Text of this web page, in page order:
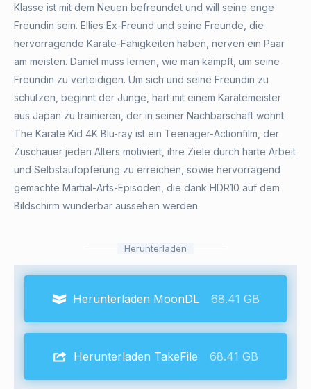
Klasse ist mit dem Neuen befreundet und will seine enge
Freundin sein. Ellies Ex-Freund und seine Freunde, die
hervorragende Karate-Fähigkeiten haben, nerven ein Paar
am meisten. Daniel muss lernen, wie man kämpft, um seine
Freundin zu verteidigen. Um sich und seine Freundin zu
schützen, beginnt der Junge, hart mit einem Karatemeister
aus Japan zu trainieren, der in seiner Nachbarschaft wohnt.
The Karate Kid 4K Blu-ray ist ein Teenager-Actionfilm, der
Zuschauer jeden Alters motiviert, ihre Ziele durch harte Arbeit
und Selbstaufopferung zu erreichen, sowie hervorragend
gemachte Martial-Arts-Episoden, die dank HDR10 auf dem
Bildschirm wunderbar aussehen werden.
Herunterladen
Herunterladen MoonDL 68.41 GB
Herunterladen TakeFile 68.41 GB